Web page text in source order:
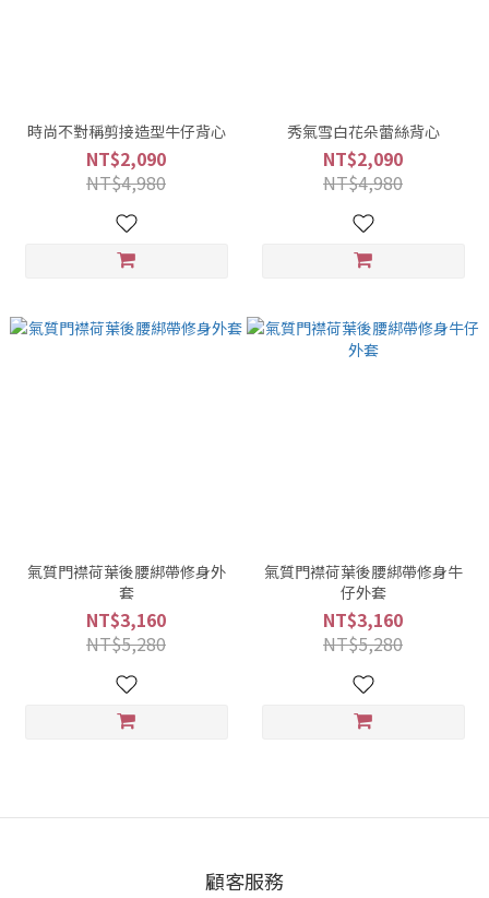
時尚不對稱剪接造型牛仔背心
NT$2,090
NT$4,980
秀氣雪白花朵蕾絲背心
NT$2,090
NT$4,980
氣質門襟荷葉後腰綁帶修身外
套
NT$3,160
NT$5,280
氣質門襟荷葉後腰綁帶修身牛
仔外套
NT$3,160
NT$5,280
顧客服務